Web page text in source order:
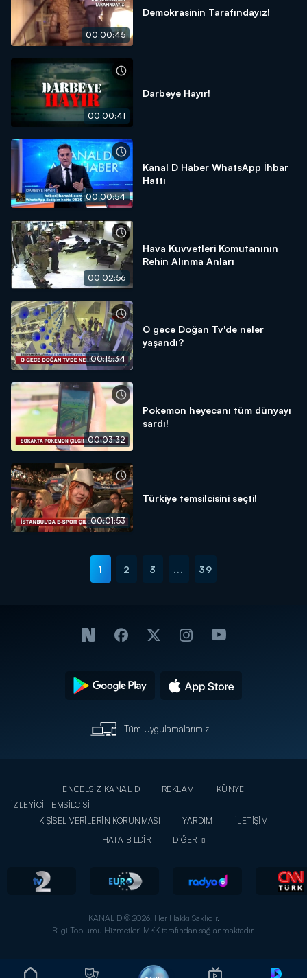
00:00:45
Demokrasinin Tarafındayız!
00:00:41
Darbeye Hayır!
00:00:54
Kanal D Haber WhatsApp İhbar
Hattı
00:02:56
Hava Kuvvetleri Komutanının
Rehin Alınma Anları
00:15:34
O gece Doğan Tv'de neler
yaşandı?
00:03:32
Pokemon heyecanı tüm dünyayı
sardı!
00:01:53
Türkiye temsilcisini seçti!
1 2 3 ... 39
Tüm Uygulamalarımız
ENGELSİZ KANAL D REKLAM
KÜNYE
İZLEYİCİ TEMSİLCİSİ
KİŞİSEL VERİLERİN KORUNMASI
YARDIM
İLETİŞİM
HATA BİLDİR
DİĞER
KANAL D © 2026. Her Hakkı Saklıdır.
Bilgi Toplumu Hizmetleri MKK tarafından sağlanmaktadır.